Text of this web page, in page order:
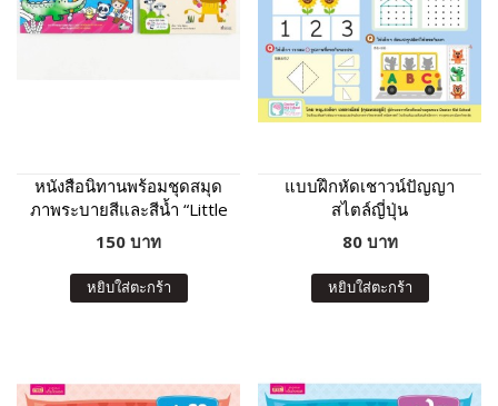
หนังสือนิทานพร้อมชุดสมุด
ภาพระบายสีและสีน้ำ “Little
Artist : Animals” ปกฟ้า
150 บาท
หยิบใส่ตะกร้า
แบบฝึกหัดเชาวน์ปัญญา
สไตล์ญี่ปุ่น
80 บาท
หยิบใส่ตะกร้า